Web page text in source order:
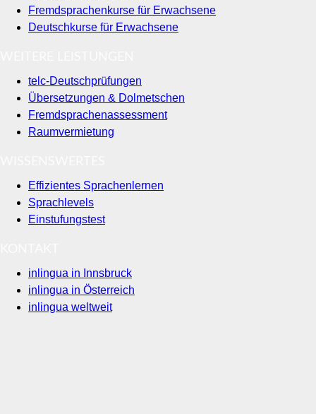
Fremdsprachenkurse für Erwachsene
Deutschkurse für Erwachsene
telc-Deutschprüfungen
Übersetzungen & Dolmetschen
Fremdsprachenassessment
Raumvermietung
Effizientes Sprachenlernen
Sprachlevels
Einstufungstest
inlingua in Innsbruck
inlingua in Österreich
inlingua weltweit